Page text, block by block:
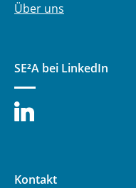
Über uns
SE²A bei LinkedIn
Kontakt